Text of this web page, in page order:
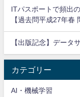
ITパスポートで頻出
【過去問平成27年春
【出版記念】データ
カテゴリー
AI・機械学習